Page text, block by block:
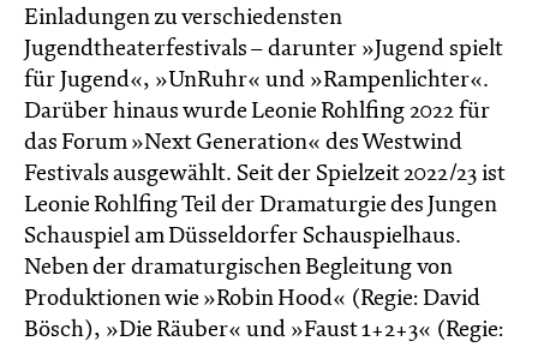
Einladungen zu verschiedensten
Jugendtheaterfestivals – darunter »Jugend spielt
für Jugend«, »UnRuhr« und »Rampenlichter«.
Darüber hinaus wurde Leonie Rohlfing 2022 für
das Forum »Next Generation« des Westwind
Festivals ausgewählt. Seit der Spielzeit 2022/23 ist
Leonie Rohlfing Teil der Dramaturgie des Jungen
Schauspiel am Düsseldorfer Schauspielhaus.
Neben der dramaturgischen Begleitung von
Produktionen wie »Robin Hood« (Regie: David
Bösch), »Die Räuber« und »Faust 1+2+3« (Regie: